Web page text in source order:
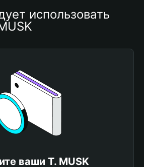
использовать
ваши T. MUSK